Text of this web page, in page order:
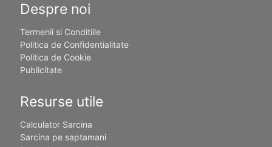
Despre noi
Termenii si Conditiile
Politica de Confidentialitate
Politica de Cookie
Publicitate
Resurse utile
Calculator Sarcina
Sarcina pe saptamani